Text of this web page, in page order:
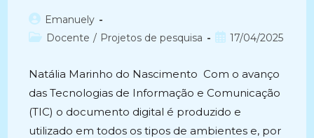
Autor
do
Emanuely
Categoria
Docente / Projetos de pesquisa
Post17/04/2025
Natália Marinho do Nascimento Com o avanço
das Tecnologias de Informação e Comunicação
(TIC) o documento digital é produzido e
utilizado em todos os tipos de ambientes e, por